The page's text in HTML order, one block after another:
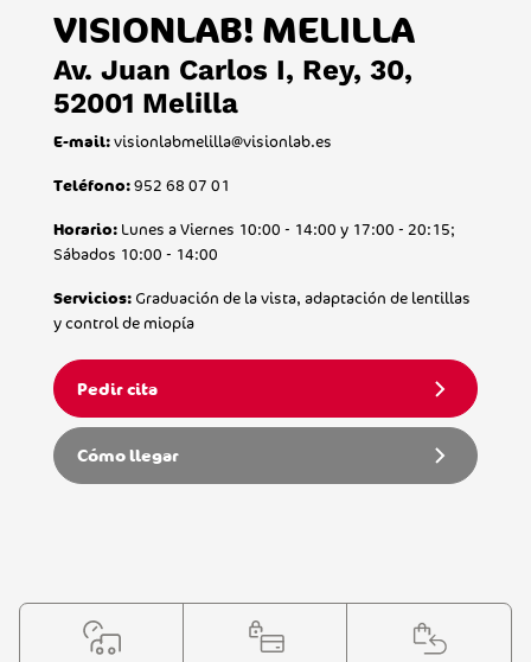
VISIONLAB! MELILLA
Av. Juan Carlos I, Rey, 30,
52001 Melilla
E-mail:visionlabmelilla@visionlab.es
Teléfono:952 68 07 01
Horario:Lunes a Viernes 10:00 - 14:00 y 17:00 - 20:15;
Sábados 10:00 - 14:00
Servicios:Graduación de la vista, adaptación de lentillas
y control de miopía
Pedir cita
Cómo llegar